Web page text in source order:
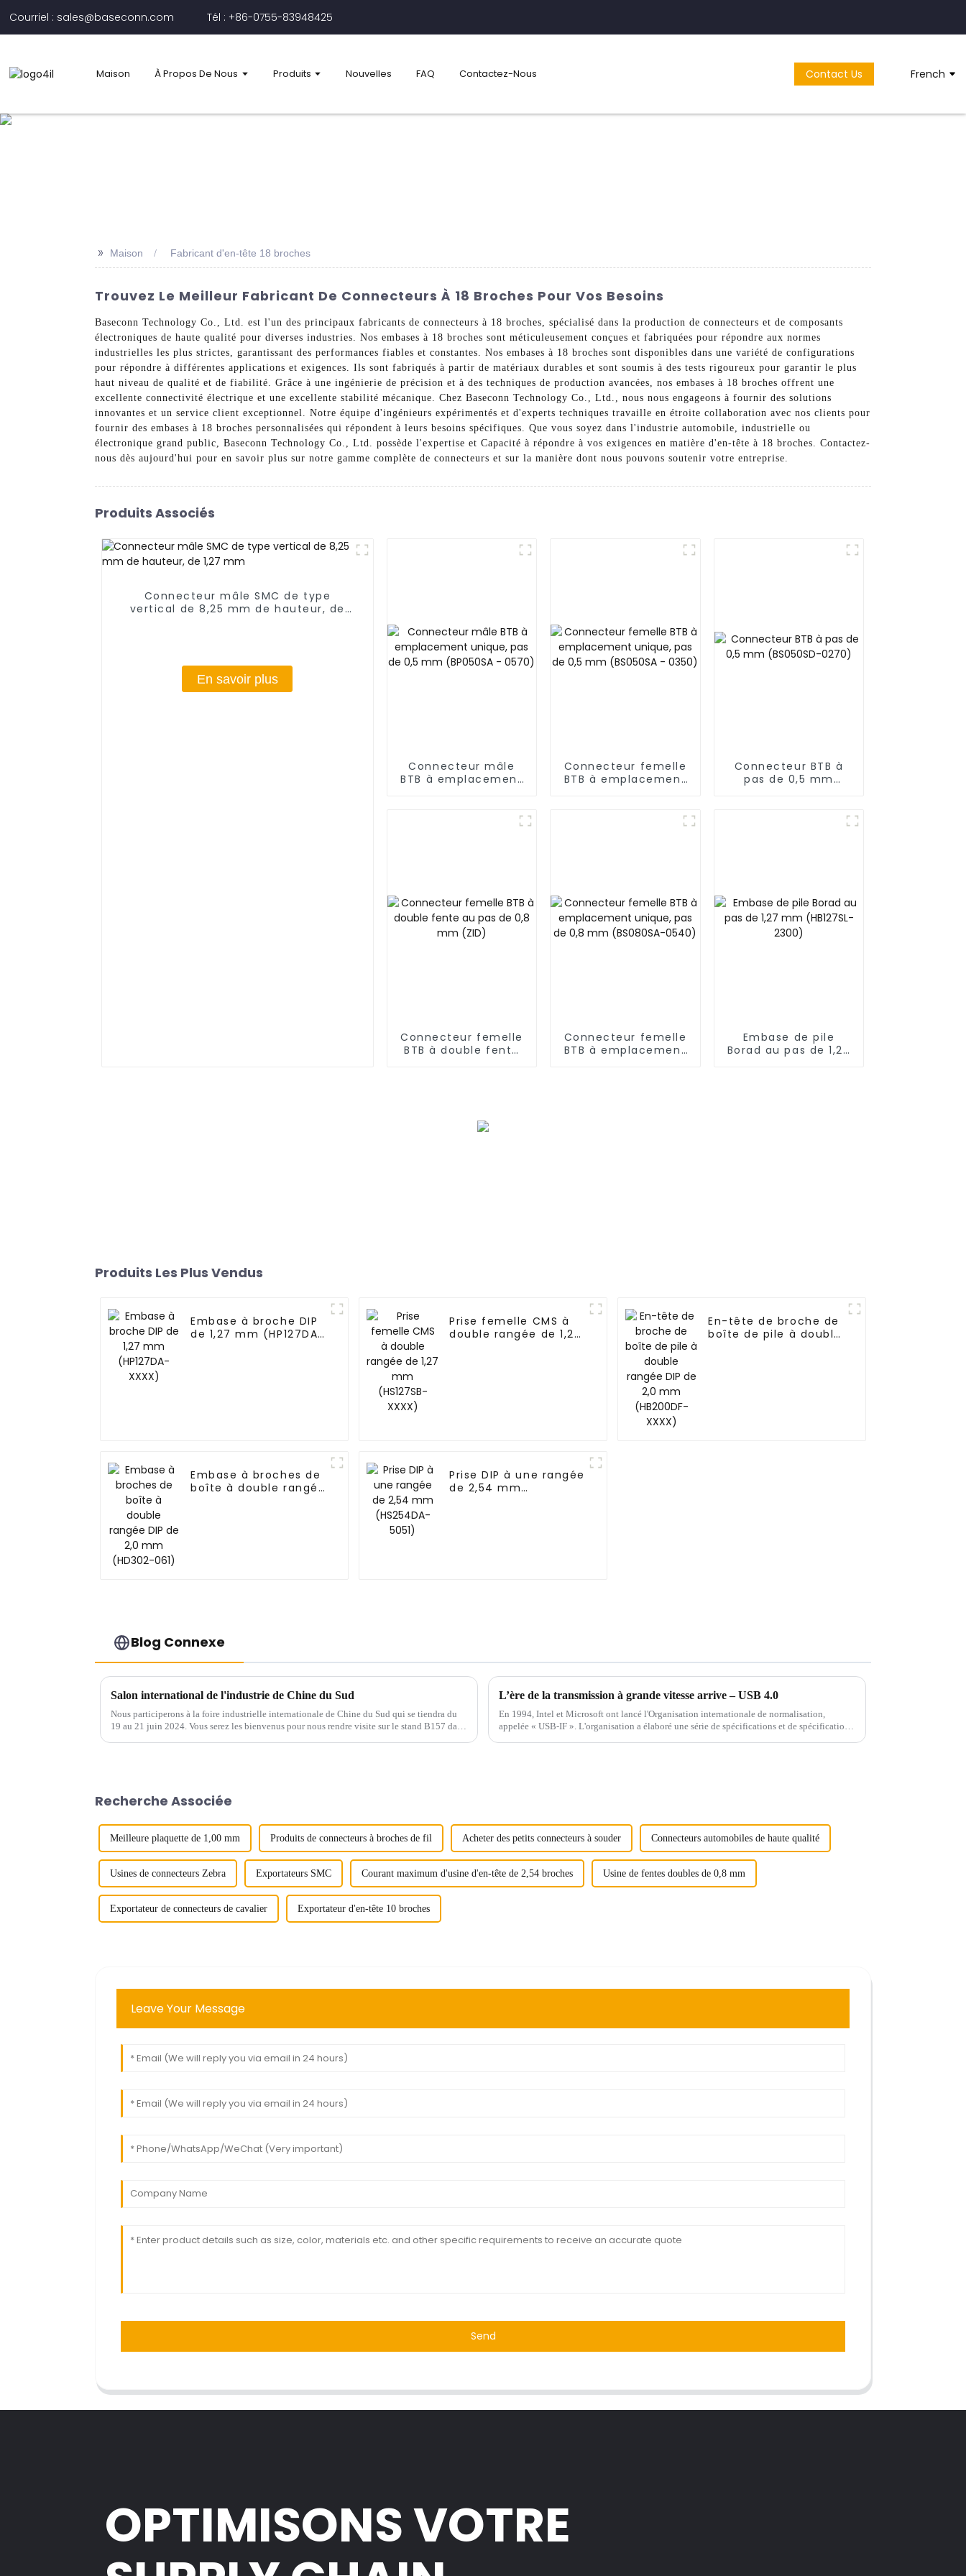
Courriel : sales@baseconn.com Tél : +86-0755-83948425
Maison À Propos De Nous Produits Nouvelles FAQ Contactez-Nous Contact Us French
>> Maison Fabricant d'en-tête 18 broches
Trouvez Le Meilleur Fabricant De Connecteurs À 18 Broches Pour Vos Besoins
Baseconn Technology Co., Ltd. est l'un des principaux fabricants de connecteurs à 18 broches, spécialisé dans la production de connecteurs et de composants
électroniques de haute qualité pour diverses industries. Nos embases à 18 broches sont méticuleusement conçues et fabriquées pour répondre aux normes
industrielles les plus strictes, garantissant des performances fiables et constantes. Nos embases à 18 broches sont disponibles dans une variété de configurations
pour répondre à différentes applications et exigences. Ils sont fabriqués à partir de matériaux durables et sont soumis à des tests rigoureux pour garantir le plus
haut niveau de qualité et de fiabilité. Grâce à une ingénierie de précision et à des techniques de production avancées, nos embases à 18 broches offrent une
excellente connectivité électrique et une excellente stabilité mécanique. Chez Baseconn Technology Co., Ltd., nous nous engageons à fournir des solutions
innovantes et un service client exceptionnel. Notre équipe d'ingénieurs expérimentés et d'experts techniques travaille en étroite collaboration avec nos clients pour
fournir des embases à 18 broches personnalisées qui répondent à leurs besoins spécifiques. Que vous soyez dans l'industrie automobile, industrielle ou
électronique grand public, Baseconn Technology Co., Ltd. possède l'expertise et Capacité à répondre à vos exigences en matière d'en-tête à 18 broches. Contactez-
nous dès aujourd'hui pour en savoir plus sur notre gamme complète de connecteurs et sur la manière dont nous pouvons soutenir votre entreprise.
Produits Associés
Connecteur mâle SMC de type
vertical de 8,25 mm de hauteur, de
En savoir plus
Connecteur mâle
BTB à emplacement
Connecteur femelle
BTB à emplacement
Connecteur BTB à
pas de 0,5 mm
Connecteur femelle
BTB à double fente
Connecteur femelle
BTB à emplacement
Embase de pile
Borad au pas de 1,27
Produits Les Plus Vendus
Embase à broche DIP
de 1,27 mm (HP127DA-
Prise femelle CMS à
double rangée de 1,27
En-tête de broche de
boîte de pile à double
Embase à broches de
boîte à double rangée
Prise DIP à une rangée
de 2,54 mm
Blog Connexe
Salon international de l'industrie de Chine du Sud
Nous participerons à la foire industrielle internationale de Chine du Sud qui se tiendra du
19 au 21 juin 2024. Vous serez les bienvenus pour nous rendre visite sur le stand B157 dans
L’ère de la transmission à grande vitesse arrive – USB 4.0
En 1994, Intel et Microsoft ont lancé l'Organisation internationale de normalisation,
appelée « USB-IF ». L'organisation a élaboré une série de spécifications et de spécifications
Recherche Associée
Meilleure plaquette de 1,00 mm Produits de connecteurs à broches de fil Acheter des petits connecteurs à souder Connecteurs automobiles de haute qualité
Usines de connecteurs Zebra Exportateurs SMC Courant maximum d'usine d'en-tête de 2,54 broches Usine de fentes doubles de 0,8 mm
Exportateur de connecteurs de cavalier Exportateur d'en-tête 10 broches
Leave Your Message
Send
OPTIMISONS VOTRE